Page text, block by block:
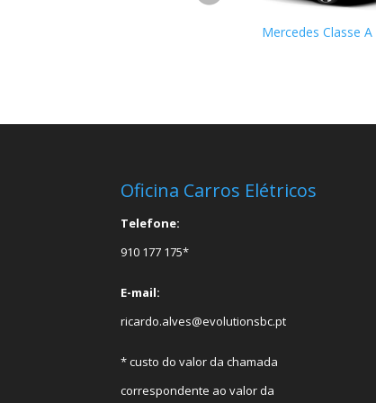
Mercedes Classe A
Oficina Carros Elétricos
Telefone:
910 177 175*
E-mail:
ricardo.alves@evolutionsbc.pt
* custo do valor da chamada
correspondente ao valor da